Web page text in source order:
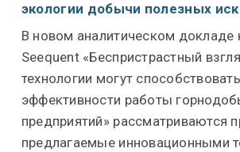
экологии добычи полезных
В новом аналитическом докладе
Seequent «Беспристрастный
технологии могут
эффективности работы
предприятий» рассматриваются
предлагаемые инновационными